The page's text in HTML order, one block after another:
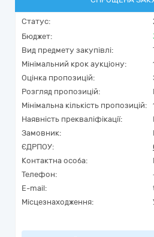
Статус:
Бюджет:
Вид предмету закупівлі:
Мінімальний крок аукціону:
Оцінка пропозицій:
Розгляд пропозицій:
Мінімальна кількість пропозицій:
Наявність прекваліфікації:
Замовник:
ЄДРПОУ:
Контактна особа:
Телефон:
E-mail:
Місцезнаходження: